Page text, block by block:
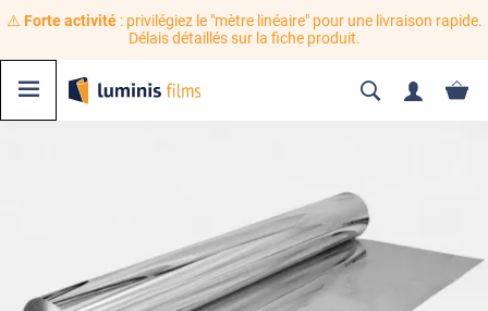
⚠️ Forte activité: privilégiez le "mètre linéaire" pour une livraison rapide.
Délais détaillés sur la fiche produit.